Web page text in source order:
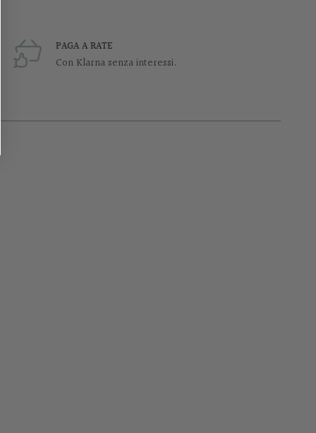
PAGA A RATE
Con Klarna senza interessi.